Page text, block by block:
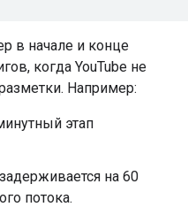
в начале и конце
когда YouTube не
Например:
этап
на 60
потока.